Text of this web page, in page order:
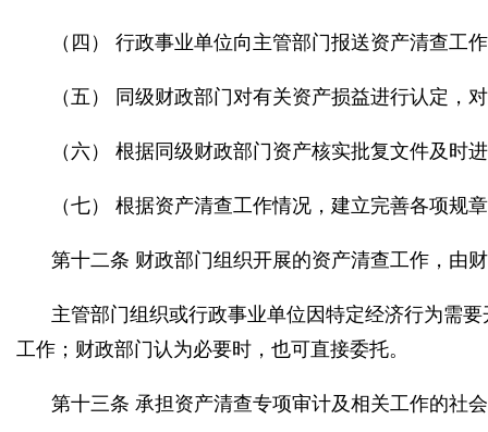
（四） 行政事业单位向主管部门报送资产清查工
（五） 同级财政部门对有关资产损益进行认定，
（六） 根据同级财政部门资产核实批复文件及时
（七） 根据资产清查工作情况，建立完善各项规
第十二条 财政部门组织开展的资产清查工作，由
主管部门组织或行政事业单位因特定经济行为需
工作；财政部门认为必要时，也可直接委托。
第十三条 承担资产清查专项审计及相关工作的社